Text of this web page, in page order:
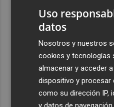
Uso
datos
Nosotros y nuestros
cookies y tecnologías
almacenar y acceder
dispositivo y procesar
como su dirección IP,